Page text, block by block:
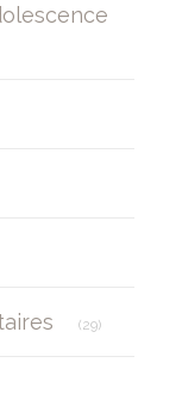
(29)